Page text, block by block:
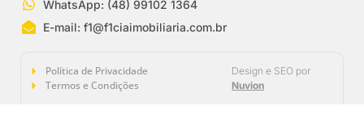
WhatsApp: (48) 99102 1364
E-mail:f1@f1ciaimobiliaria.com.br
Política de Privacidade
Termos e Condições
Design e SEO por
Nuvion